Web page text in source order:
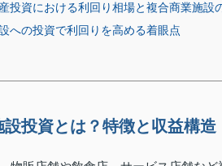
投資における利回り相場と複合商業施設
への投資で利回りを高める着眼点
設投資とは？特徴と収益構造